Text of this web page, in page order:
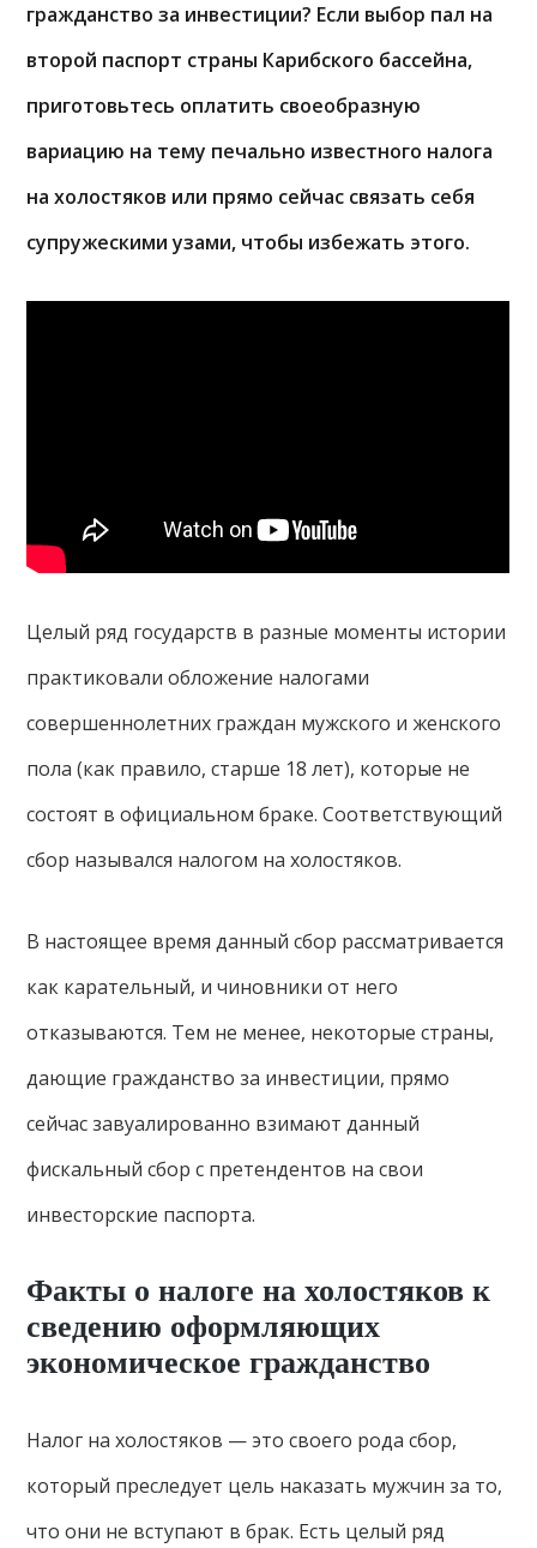
гражданство за инвестиции? Если выбор пал на
второй паспорт страны Карибского бассейна,
приготовьтесь оплатить своеобразную
вариацию на тему печально известного налога
на холостяков или прямо сейчас связать себя
супружескими узами, чтобы избежать этого.
Целый ряд государств в разные моменты истории
практиковали обложение налогами
совершеннолетних граждан мужского и женского
пола (как правило, старше 18 лет), которые не
состоят в официальном браке. Соответствующий
сбор назывался налогом на холостяков.
В настоящее время данный сбор рассматривается
как карательный, и чиновники от него
отказываются. Тем не менее, некоторые страны,
дающие гражданство за инвестиции, прямо
сейчас завуалированно взимают данный
фискальный сбор с претендентов на свои
инвесторские паспорта.
Факты о налоге на холостяков к
сведению оформляющих
экономическое гражданство
Налог на холостяков — это своего рода сбор,
который преследует цель наказать мужчин за то,
что они не вступают в брак. Есть целый ряд